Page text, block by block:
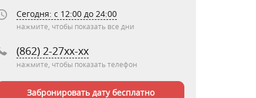
Сегодня: c 12:00 до 24:00
нажмите, чтобы показать все дни
(862) 2-27xx-xx
нажмите, чтобы показать телефон
Забронировать дату бесплатно